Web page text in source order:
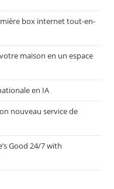
box internet tout-en-
maison en un espace
en IA
nouveau service de
Good 24/7 with